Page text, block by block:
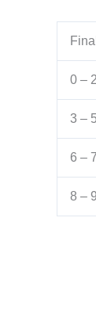
0 – 2
3 – 5
6 – 7
8 – 9